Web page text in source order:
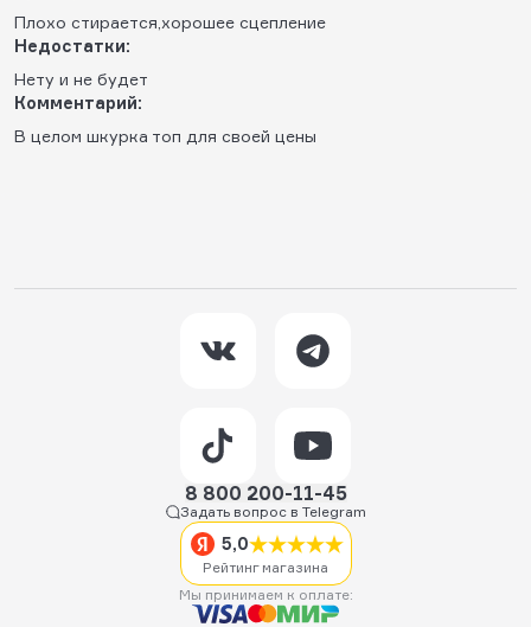
Плохо стирается,хорошее сцепление
Недостатки:
Нету и не будет
Комментарий:
В целом шкурка топ для своей цены
8 800 200-11-45
Задать вопрос в Telegram
5,0
Рейтинг магазина
Мы принимаем к оплате: